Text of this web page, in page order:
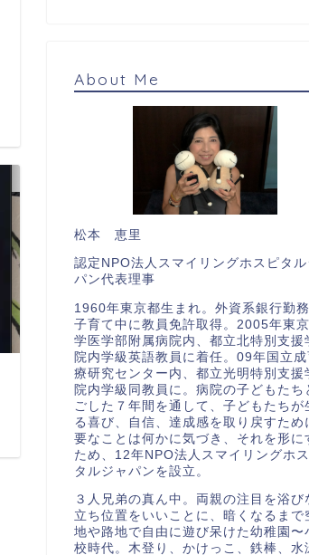
About Me
松本 恵里
認定NPO法人スマイリングホスピタル
パン代表理事
1960年東京都生まれ。外資系銀行勤務
子育て中に教員免許取得。2005年東
学医学部附属病院内、都立北特別支援
院内学級英語教員に着任。09年国立成
療研究センター内、都立光明特別支援
院内学級同教員に。病院の子どもたち
ごした７年間を通して、子どもたちが
る喜び、自信、達成感を取り戻すため
要なことは何かに気づき、それを形に
ため、12年NPO法人スマイリングホ
タルジャパンを設立。
３人兄弟の真ん中。両親の注目を浴び
立ち位置をいいことに、暗くなるまで
地や路地で自由に遊び呆けた幼稚園〜
校時代。木登り、かけっこ、鉄棒、水